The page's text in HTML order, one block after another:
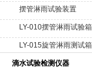
摆管淋雨试验装置
LY-010摆管淋雨试验箱
LY-015旋管淋雨测试箱
滴水试验检测仪器